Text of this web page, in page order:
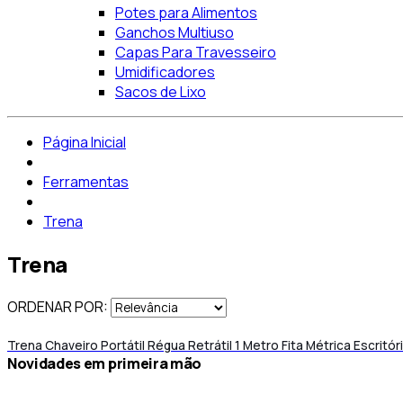
Potes para Alimentos
Ganchos Multiuso
Capas Para Travesseiro
Umidificadores
Sacos de Lixo
Página Inicial
Ferramentas
Trena
Trena
ORDENAR POR:
Trena Chaveiro Portátil Régua Retrátil 1 Metro Fita Métrica
novidades em primeira mão